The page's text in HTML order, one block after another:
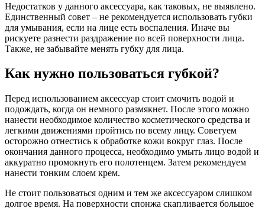
Недостатков у данного аксессуара, как таковых, не выявлено.
Единственный совет – не рекомендуется использовать губки
для умывания, если на лице есть воспаления. Иначе вы
рискуете разнести раздражение по всей поверхности лица.
Также, не забывайте менять губку для лица.
Как нужно пользоваться губкой?
Перед использованием аксессуар стоит смочить водой и
подождать, когда он немного размякнет. После этого можно
нанести необходимое количество косметического средства и
легкими движениями пройтись по всему лицу. Советуем
осторожно отнестись к обработке кожи вокруг глаз. После
окончания данного процесса, необходимо умыть лицо водой и
аккуратно промокнуть его полотенцем. Затем рекомендуем
нанести тонким слоем крем.
Не стоит пользоваться одним и тем же аксессуаром слишком
долгое время. На поверхности спонжа скапливается большое